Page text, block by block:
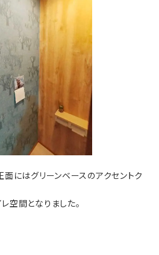
面にはグリーンベースのアクセントク
空間となりました。